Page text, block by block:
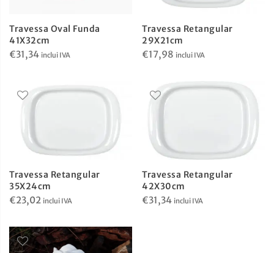
Travessa Oval Funda
41X32cm
€31,34 inclui IVA
Travessa Retangular
29X21cm
€17,98 inclui IVA
Travessa Retangular
35X24cm
€23,02 inclui IVA
Travessa Retangular
42X30cm
€31,34 inclui IVA